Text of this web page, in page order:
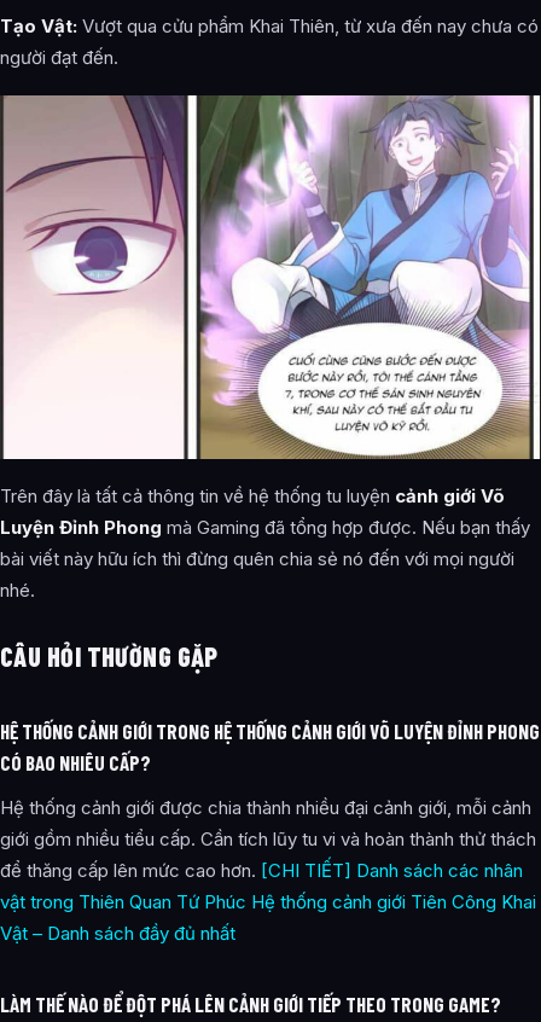
Tạo Vật: Vượt qua cửu phẩm Khai Thiên, từ xưa đến nay chưa có
người đạt đến.
Trên đây là tất cả thông tin về hệ thống tu luyện cảnh giới Võ
Luyện Đỉnh Phong mà Gaming đã tổng hợp được. Nếu bạn thấy
bài viết này hữu ích thì đừng quên chia sẻ nó đến với mọi người
nhé.
CÂU HỎI THƯỜNG GẶP
HỆ THỐNG CẢNH GIỚI TRONG HỆ THỐNG CẢNH GIỚI VÕ LUYỆN ĐỈNH PHONG
CÓ BAO NHIÊU CẤP?
Hệ thống cảnh giới được chia thành nhiều đại cảnh giới, mỗi cảnh
giới gồm nhiều tiểu cấp. Cần tích lũy tu vi và hoàn thành thử thách
để thăng cấp lên mức cao hơn. [CHI TIẾT] Danh sách các nhân
vật trong Thiên Quan Tứ Phúc Hệ thống cảnh giới Tiên Công Khai
Vật – Danh sách đầy đủ nhất
LÀM THẾ NÀO ĐỂ ĐỘT PHÁ LÊN CẢNH GIỚI TIẾP THEO TRONG GAME?